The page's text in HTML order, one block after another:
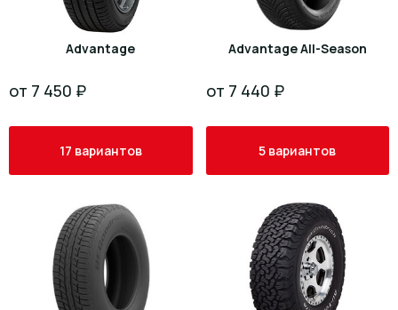
Advantage
от 7 450 ₽
17 вариантов
Advantage All-Season
от 7 440 ₽
5 вариантов